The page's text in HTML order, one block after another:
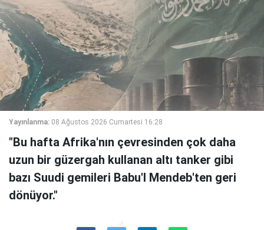
Yayınlanma: 08 Ağustos 2026 Cumartesi 16:28
"Bu hafta Afrika'nın çevresinden çok daha
uzun bir güzergah kullanan altı tanker gibi
bazı Suudi gemileri Babu'l Mendeb'ten geri
dönüyor."